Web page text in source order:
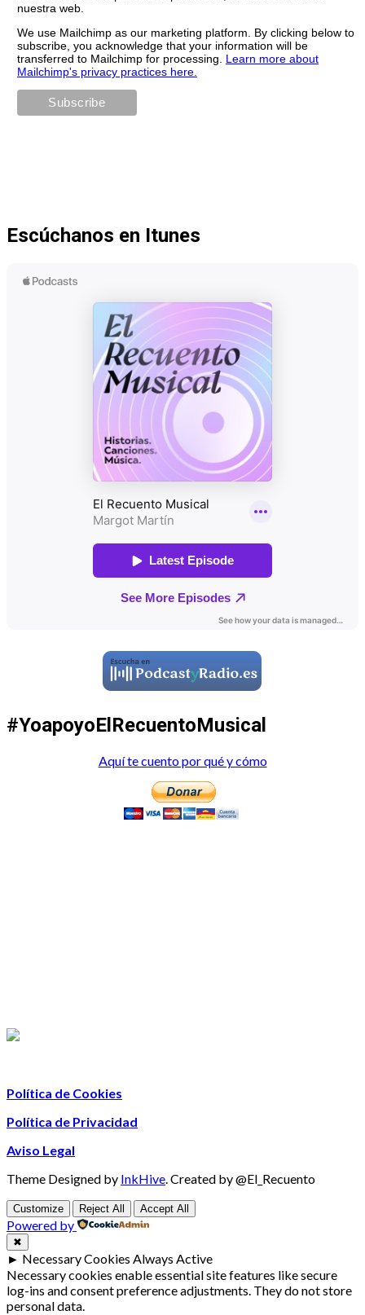
nuestra web.
We use Mailchimp as our marketing platform. By clicking below to
subscribe, you acknowledge that your information will be
transferred to Mailchimp for processing. Learn more about
Mailchimp's privacy practices here.
Escúchanos en Itunes
#YoapoyoElRecuentoMusical
Aquí te cuento por qué y cómo
Política de Cookies
Política de Privacidad
Aviso Legal
Theme Designed by InkHive.Created by @El_Recuento
Customize Reject All Accept All
Powered by
✖
► Necessary Cookies Always Active
Necessary cookies enable essential site features like secure
log-ins and consent preference adjustments. They do not store
personal data.